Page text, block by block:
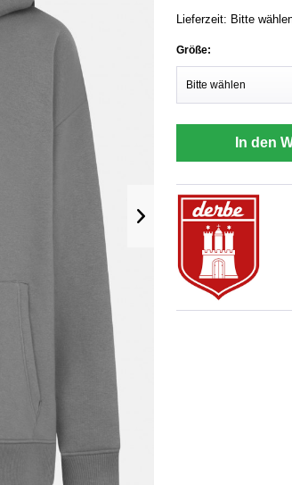
Lieferzeit: Bitte
Größe:
In den